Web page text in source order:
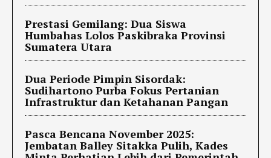
Prestasi Gemilang: Dua Siswa
Humbahas Lolos Paskibraka Provinsi
Sumatera Utara
Dua Periode Pimpin Sisordak:
Sudihartono Purba Fokus Pertanian
Infrastruktur dan Ketahanan Pangan
Pasca Bencana November 2025:
Jembatan Balley Sitakka Pulih, Kades